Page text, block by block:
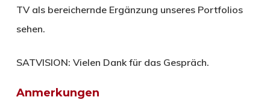
TV als bereichernde Ergänzung unseres Portfolios
sehen.
SATVISION: Vielen Dank für das Gespräch.
Anmerkungen